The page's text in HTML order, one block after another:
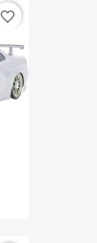
favorite_border